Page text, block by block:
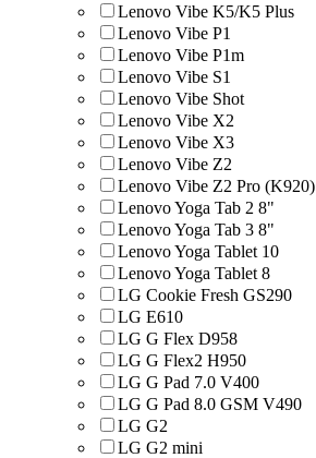
Lenovo Vibe K5/K5 Plus
Lenovo Vibe P1
Lenovo Vibe P1m
Lenovo Vibe S1
Lenovo Vibe Shot
Lenovo Vibe X2
Lenovo Vibe X3
Lenovo Vibe Z2
Lenovo Vibe Z2 Pro (K920)
Lenovo Yoga Tab 2 8"
Lenovo Yoga Tab 3 8"
Lenovo Yoga Tablet 10
Lenovo Yoga Tablet 8
LG Cookie Fresh GS290
LG E610
LG G Flex D958
LG G Flex2 H950
LG G Pad 7.0 V400
LG G Pad 8.0 GSM V490
LG G2
LG G2 mini